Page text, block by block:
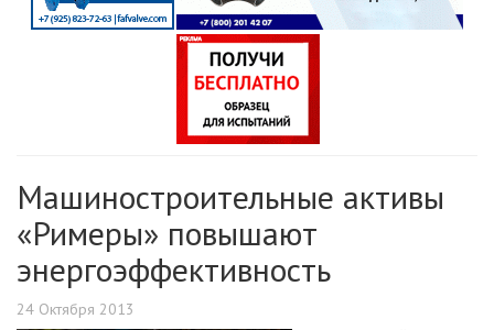
Машиностроительные активы
«Римеры» повышают
энергоэффективность
24 Октября 2013